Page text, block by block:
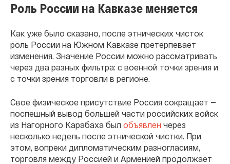
Роль России на Кавказе меняется
Как уже было сказано, после этнических чисток
роль России на Южном Кавказе претерпевает
изменения. Значение России можно рассматривать
через два разных фильтра: с военной точки зрения и
с точки зрения торговли в регионе.
Свое физическое присутствие Россия сокращает —
поспешный вывод большей части российских войск
из Нагорного Карабаха был объявлен через
несколько недель после этнической чистки. При
этом, вопреки дипломатическим разногласиям,
торговля между Россией и Арменией продолжает